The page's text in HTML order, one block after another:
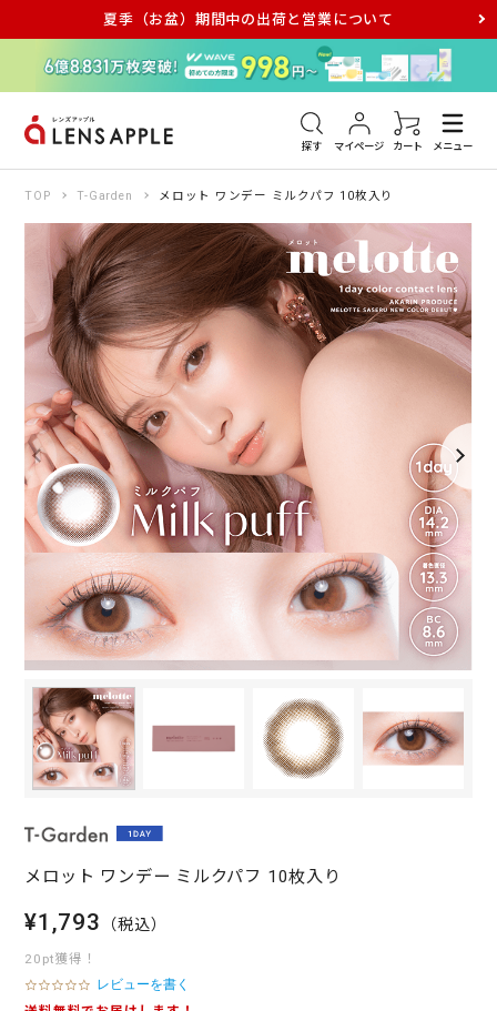
夏季（お盆）期間中の出荷と営業について
探す マイページ カート メニュー
アキュビュー メダリスト メガネ
TOP T-Garden メロット ワンデー ミルクパフ 10枚入り
メロット ワンデー ミルクパフ 10枚入り
¥1,793 （税込）
20pt獲得！
0
.
レビューを書く